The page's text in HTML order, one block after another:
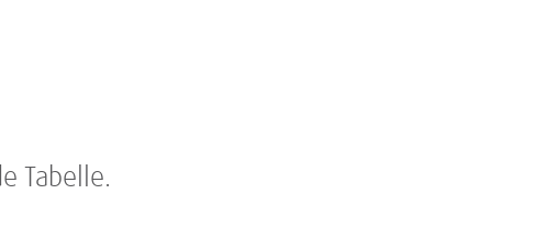
Tabelle.